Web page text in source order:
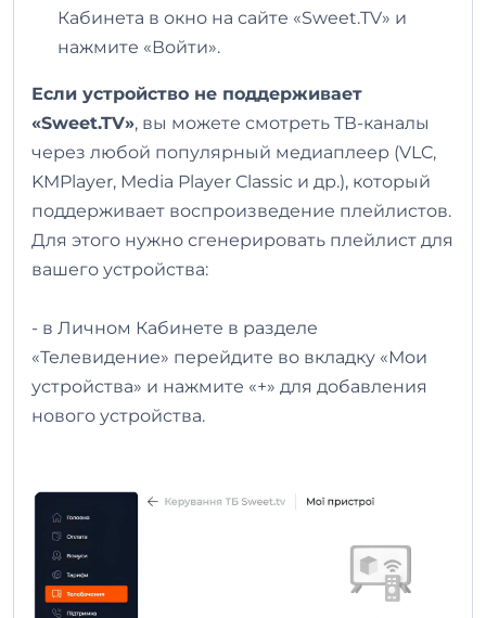
Кабинета в окно на сайте «Sweet.TV» и
нажмите «Войти».
Если устройство не поддерживает
«Sweet.TV», вы можете смотреть ТВ-каналы
через любой популярный медиаплеер (VLC,
KMPlayer, Media Player Classic и др.), который
поддерживает воспроизведение плейлистов.
Для этого нужно сгенерировать плейлист для
вашего устройства:
- в Личном Кабинете в разделе
«Телевидение» перейдите во вкладку «Мои
устройства» и нажмите «+» для добавления
нового устройства.